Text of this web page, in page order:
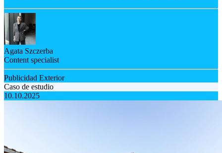
Agata Szczerba
Content specialist
Publicidad Exterior
Caso de estudio
10.10.2025